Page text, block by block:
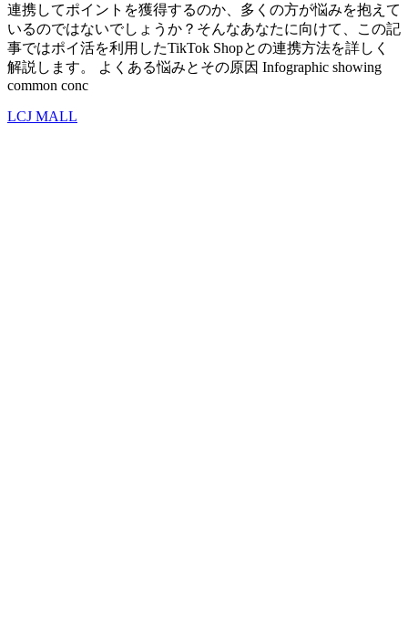
連携してポイントを獲得するのか、多くの方が悩みを抱えて
いるのではないでしょうか？そんなあなたに向けて、この記
事ではポイ活を利用したTikTok Shopとの連携方法を詳しく
解説します。 よくある悩みとその原因 Infographic showing
common conc
LCJ MALL